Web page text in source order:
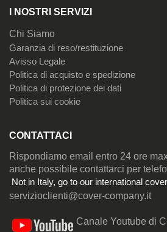
I NOSTRI SERVIZI
Chi Siamo
Garanzia di reso/restituzione
Avisso Legale
Politica di acquisto e spedizione
Politica di protezione dei dati
Politica sui cookie
CONTATTACI
Rispondiamo email entro 24 ore
anche possibile contattarci per
Not in Italy, go to our international
servizioclienti@cover-company.it
Canale Youtube di